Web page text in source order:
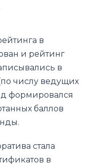
в
и рейтинг
в
числу ведущих
формировался
баллов
стала
в